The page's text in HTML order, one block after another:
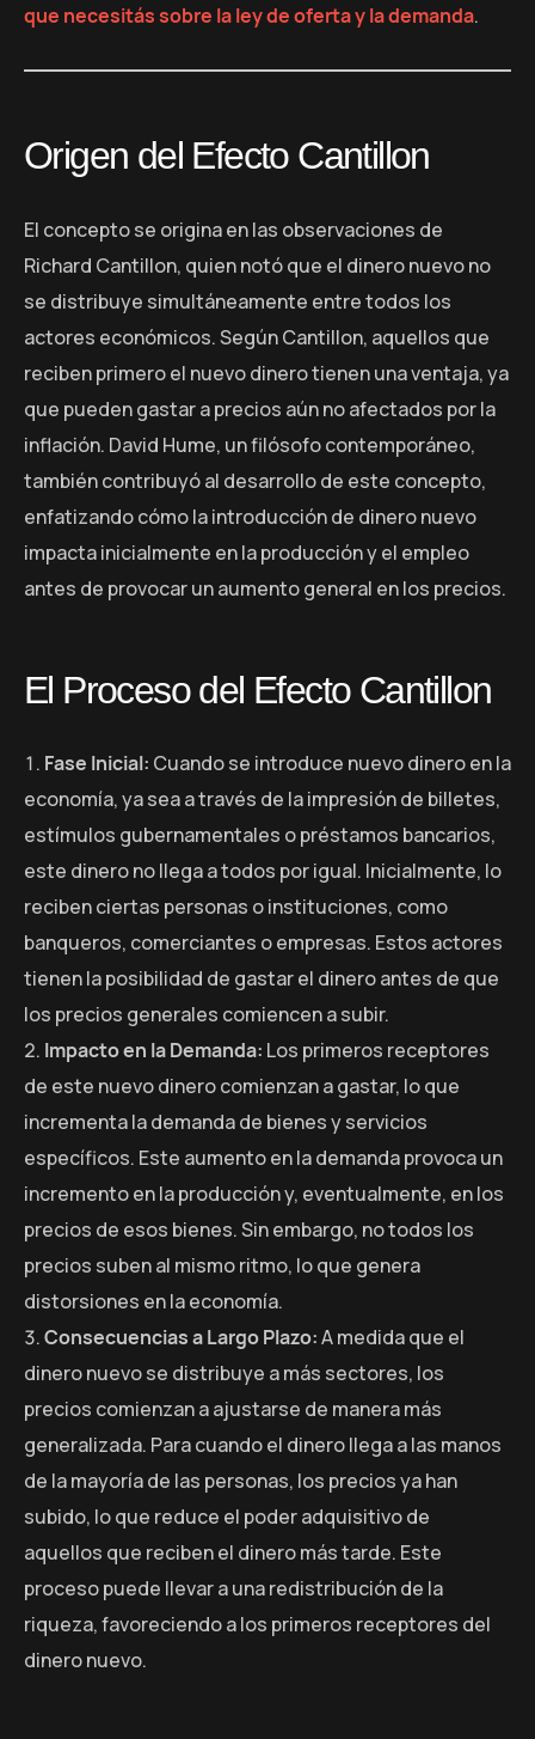
que necesitás sobre la ley de oferta y la demanda.
Origen del Efecto Cantillon
El concepto se origina en las observaciones de
Richard Cantillon, quien notó que el dinero nuevo no
se distribuye simultáneamente entre todos los
actores económicos. Según Cantillon, aquellos que
reciben primero el nuevo dinero tienen una ventaja, ya
que pueden gastar a precios aún no afectados por la
inflación. David Hume, un filósofo contemporáneo,
también contribuyó al desarrollo de este concepto,
enfatizando cómo la introducción de dinero nuevo
impacta inicialmente en la producción y el empleo
antes de provocar un aumento general en los precios.
El Proceso del Efecto Cantillon
Fase Inicial: Cuando se introduce nuevo dinero en la
economía, ya sea a través de la impresión de billetes,
estímulos gubernamentales o préstamos bancarios,
este dinero no llega a todos por igual. Inicialmente, lo
reciben ciertas personas o instituciones, como
banqueros, comerciantes o empresas. Estos actores
tienen la posibilidad de gastar el dinero antes de que
los precios generales comiencen a subir.
Impacto en la Demanda: Los primeros receptores
de este nuevo dinero comienzan a gastar, lo que
incrementa la demanda de bienes y servicios
específicos. Este aumento en la demanda provoca un
incremento en la producción y, eventualmente, en los
precios de esos bienes. Sin embargo, no todos los
precios suben al mismo ritmo, lo que genera
distorsiones en la economía.
Consecuencias a Largo Plazo:A medida que el
dinero nuevo se distribuye a más sectores, los
precios comienzan a ajustarse de manera más
generalizada. Para cuando el dinero llega a las manos
de la mayoría de las personas, los precios ya han
subido, lo que reduce el poder adquisitivo de
aquellos que reciben el dinero más tarde. Este
proceso puede llevar a una redistribución de la
riqueza, favoreciendo a los primeros receptores del
dinero nuevo.